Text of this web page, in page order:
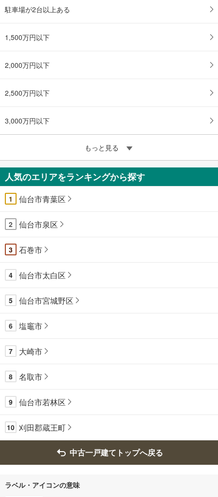
駐車場が2台以上ある
1,500万円以下
2,000万円以下
2,500万円以下
3,000万円以下
もっと見る
人気のエリアをランキングから探す
1 仙台市青葉区
2 仙台市泉区
3 石巻市
4 仙台市太白区
5 仙台市宮城野区
6 塩竈市
7 大崎市
8 名取市
9 仙台市若林区
10 刈田郡蔵王町
中古一戸建てトップへ戻る
ラベル・アイコンの意味